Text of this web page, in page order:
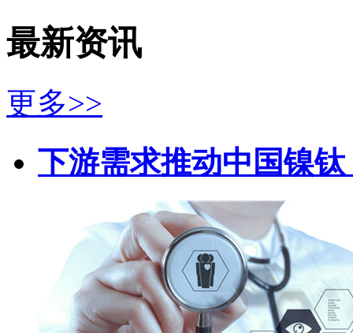
最新资讯
更多>>
下游需求推动中国镍